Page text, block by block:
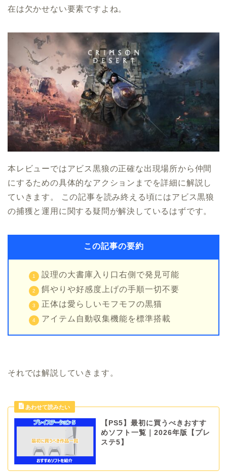
在は欠かせない要素ですよね。
本レビューではアビス黒狼の正確な出現場所から仲間
にするための具体的なアクションまでを詳細に解説し
ていきます。 この記事を読み終える頃にはアビス黒狼
の捕獲と運用に関する疑問が解決しているはずです。
この記事の要約
設理の大書庫入り口右側で発見可能
餌やりや好感度上げの手順一切不要
正体は愛らしいモフモフの黒猫
アイテム自動収集機能を標準搭載
それでは解説していきます。
【PS5】最初に買うべきおすす
めソフト一覧｜2026年版【プレ
ステ5】